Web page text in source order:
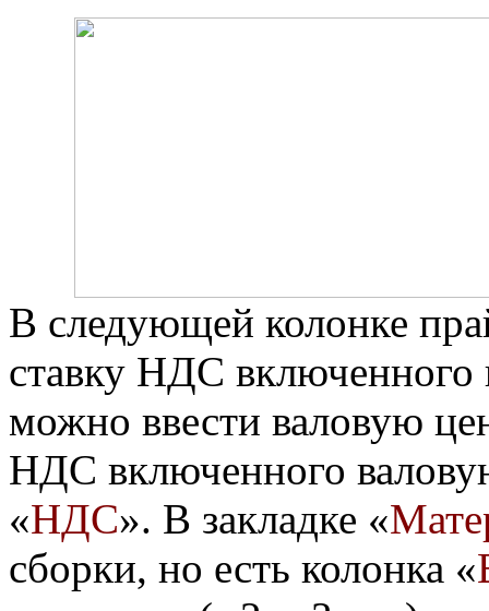
В следующей колонке
ставку НДС включенного
можно ввести валовую
НДС включенного
«НДС». В закладке «
сборки, но есть колонка «